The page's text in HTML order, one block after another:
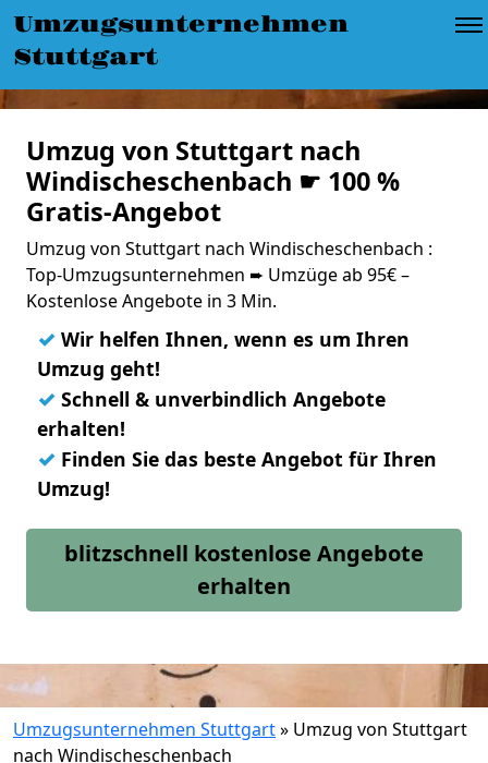
Umzugsunternehmen
Stuttgart
Umzug von Stuttgart nach
Windischeschenbach ☛ 100 %
Gratis-Angebot
Umzug von Stuttgart nach Windischeschenbach :
Top-Umzugsunternehmen ➨ Umzüge ab 95€ –
Kostenlose Angebote in 3 Min.
✓ Wir helfen Ihnen, wenn es um Ihren
Umzug geht!
✓ Schnell & unverbindlich Angebote
erhalten!
✓ Finden Sie das beste Angebot für Ihren
Umzug!
blitzschnell kostenlose Angebote
erhalten
Umzugsunternehmen Stuttgart» Umzug von Stuttgart
nach Windischeschenbach